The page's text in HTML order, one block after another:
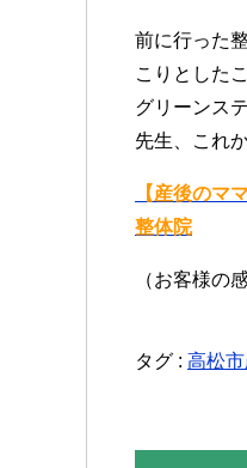
前に行った
こりとした
グリーンス
先生、これ
【産後のマ
整体院
（お客様の
タグ : 高松